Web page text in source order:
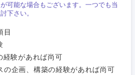
可能な場合もございます。一つでも当
下さい。
目
験があれば尚可
企画、構築の経験があれば尚可